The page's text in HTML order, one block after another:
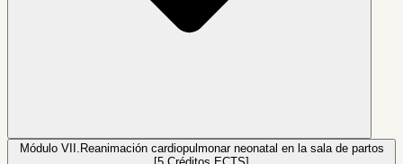
Módulo VII. Reanimación cardiopulmonar neonatal en la sala de partos